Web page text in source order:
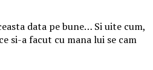
data pe bune… Si uite cum,
si-a facut cu mana lui se cam